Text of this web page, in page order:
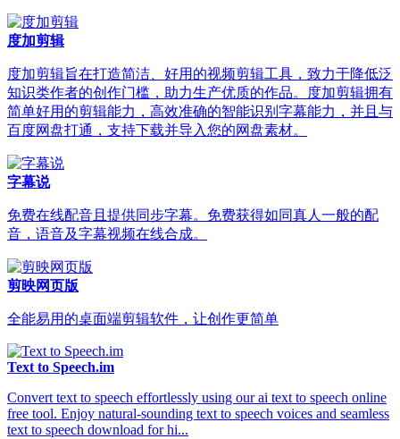
度加剪辑
度加剪辑旨在打造简洁、好用的视频剪辑工具，致力于降低泛
知识类作者的创作门槛，助力生产优质的作品。度加剪辑拥有
简单好用的剪辑能力，高效准确的智能识别字幕能力，并且与
百度网盘打通，支持下载并导入您的网盘素材。
字幕说
免费在线配音且提供同步字幕。免费获得如同真人一般的配
音，语音及字幕视频在线合成。
剪映网页版
全能易用的桌面端剪辑软件，让创作更简单
Text to Speech.im
Convert text to speech effortlessly using our ai text to speech online
free tool. Enjoy natural-sounding text to speech voices and seamless
text to speech download for hi...